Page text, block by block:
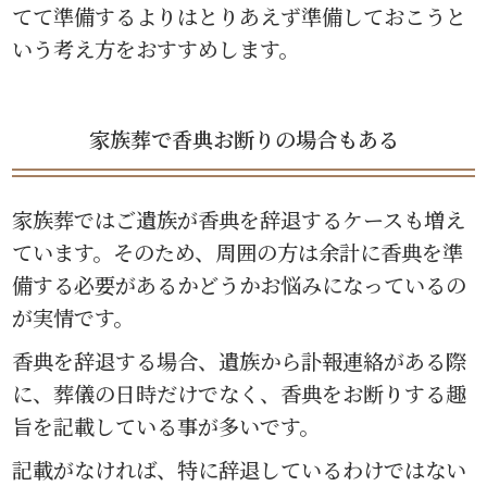
てて準備するよりはとりあえず準備しておこうと
いう考え方をおすすめします。
家族葬で香典お断りの場合もある
家族葬ではご遺族が香典を辞退するケースも増え
ています。そのため、周囲の方は余計に香典を準
備する必要があるかどうかお悩みになっているの
が実情です。
香典を辞退する場合、遺族から訃報連絡がある際
に、葬儀の日時だけでなく、香典をお断りする趣
旨を記載している事が多いです。
記載がなければ、特に辞退しているわけではない